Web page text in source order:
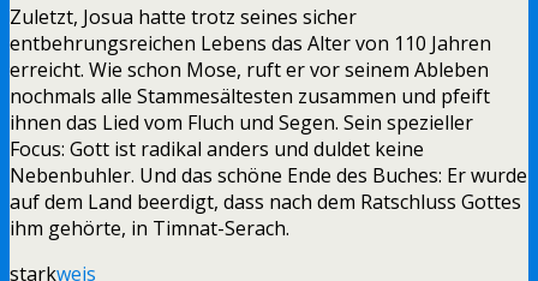
Zuletzt, Josua hatte trotz seines sicher
entbehrungsreichen Lebens das Alter von 110 Jahren
erreicht. Wie schon Mose, ruft er vor seinem Ableben
nochmals alle Stammesältesten zusammen und pfeift
ihnen das Lied vom Fluch und Segen. Sein spezieller
Focus: Gott ist radikal anders und duldet keine
Nebenbuhler. Und das schöne Ende des Buches: Er wurde
auf dem Land beerdigt, dass nach dem Ratschluss Gottes
ihm gehörte, in Timnat-Serach.
starkweis